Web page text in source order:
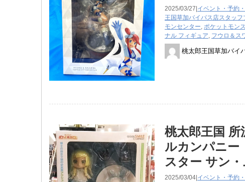
2025/03/27|イベント・予約
王国草加バイパス店スタッフ
モンセンター ポケットモン
ナル フィギュア フウロ＆ス
桃太郎王国草加バイ
桃太郎王国
ルカンパニ
スター サン・
2025/03/04|イベント・予約